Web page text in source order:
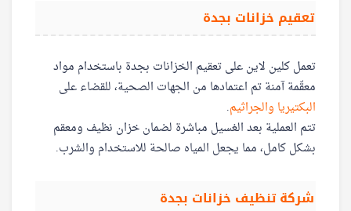
تعقيم خزانات بجدة
تعمل كلين لاين على تعقيم الخزانات بجدة باستخدام مواد
معقّمة آمنة تم اعتمادها من الجهات الصحية، للقضاء على
البكتيريا والجراثيم.
تتم العملية بعد الغسيل مباشرة لضمان خزان نظيف ومعقم
بشكل كامل، مما يجعل المياه صالحة للاستخدام والشرب.
شركة تنظيف خزانات بجدة